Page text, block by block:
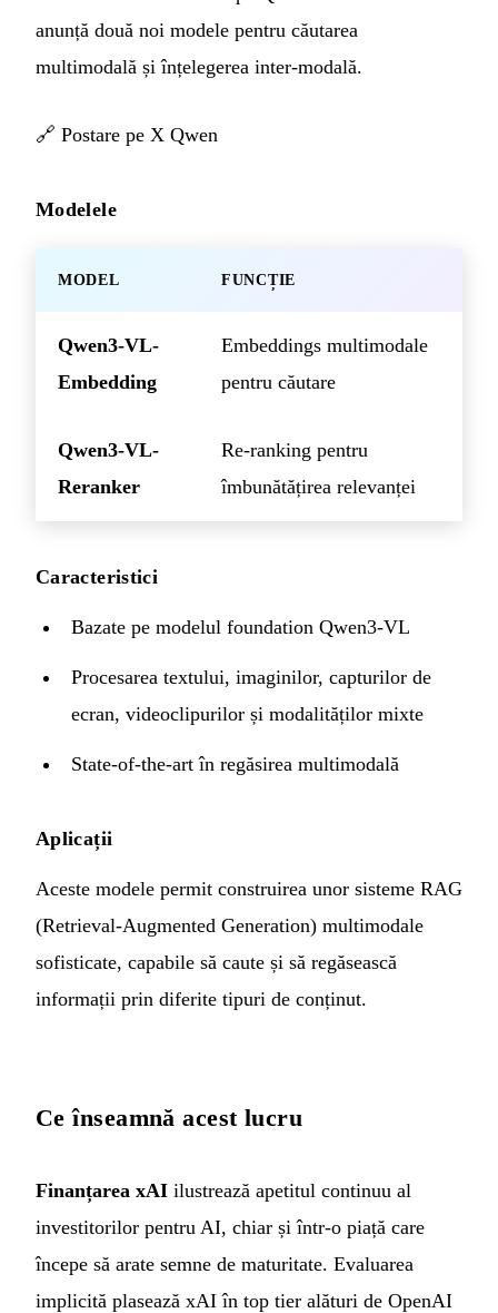
anunță două noi modele pentru căutarea
multimodală și înțelegerea inter-modală.
🔗 Postare pe X Qwen
Modelele
MODEL FUNCȚIE
Qwen3-VL-
Embedding
Embeddings multimodale
pentru căutare
Qwen3-VL-
Reranker
Re-ranking pentru
îmbunătățirea relevanței
Caracteristici
Bazate pe modelul foundation Qwen3-VL
Procesarea textului, imaginilor, capturilor de
ecran, videoclipurilor și modalităților mixte
State-of-the-art în regăsirea multimodală
Aplicații
Aceste modele permit construirea unor sisteme RAG
(Retrieval-Augmented Generation) multimodale
sofisticate, capabile să caute și să regăsească
informații prin diferite tipuri de conținut.
Ce înseamnă acest lucru
Finanțarea xAI ilustrează apetitul continuu al
investitorilor pentru AI, chiar și într-o piață care
începe să arate semne de maturitate. Evaluarea
implicită plasează xAI în top tier alături de OpenAI